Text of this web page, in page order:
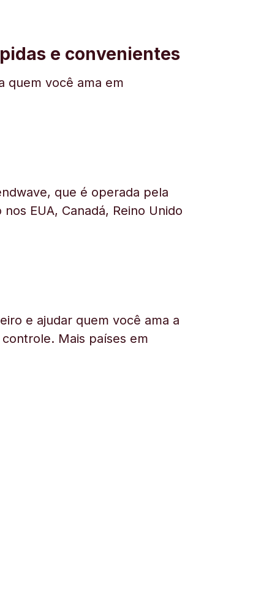
e convenientes
quem você ama em
que é operada pela
EUA, Canadá, Reino Unido
e ajudar quem você ama a
Mais países em